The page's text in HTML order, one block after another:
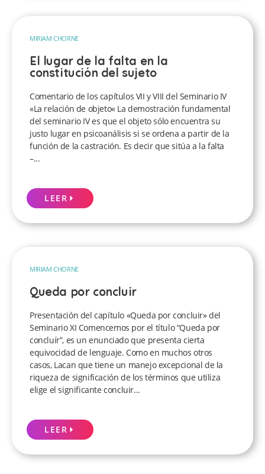
MIRIAM CHORNE
El lugar de la falta en la
constitución del sujeto
Comentario de los capítulos VII y VIII del Seminario IV
«La relación de objeto« La demostración fundamental
del seminario IV es que el objeto sólo encuentra su
justo lugar en psicoanálisis si se ordena a partir de la
función de la castración. Es decir que sitúa a la falta
–...
LEER
MIRIAM CHORNE
Queda por concluir
Presentación del capítulo «Queda por concluir» del
Seminario XI Comencemos por el título “Queda por
concluír”, es un enunciado que presenta cierta
equivocidad de lenguaje. Como en muchos otros
casos, Lacan que tiene un manejo excepcional de la
riqueza de significación de los términos que utiliza
elige el significante concluir...
LEER